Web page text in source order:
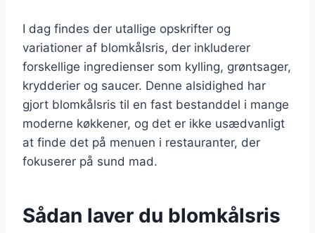
I dag findes der utallige opskrifter og
variationer af blomkålsris, der inkluderer
forskellige ingredienser som kylling, grøntsager,
krydderier og saucer. Denne alsidighed har
gjort blomkålsris til en fast bestanddel i mange
moderne køkkener, og det er ikke usædvanligt
at finde det på menuen i restauranter, der
fokuserer på sund mad.
Sådan laver du blomkålsris